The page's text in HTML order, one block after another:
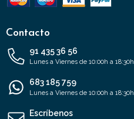
Contacto
91 435 36 56
Lunes a Viernes de 10:00h a 18:30h
683 185 759
Lunes a Viernes de 10:00h a 18:30h
Escríbenos